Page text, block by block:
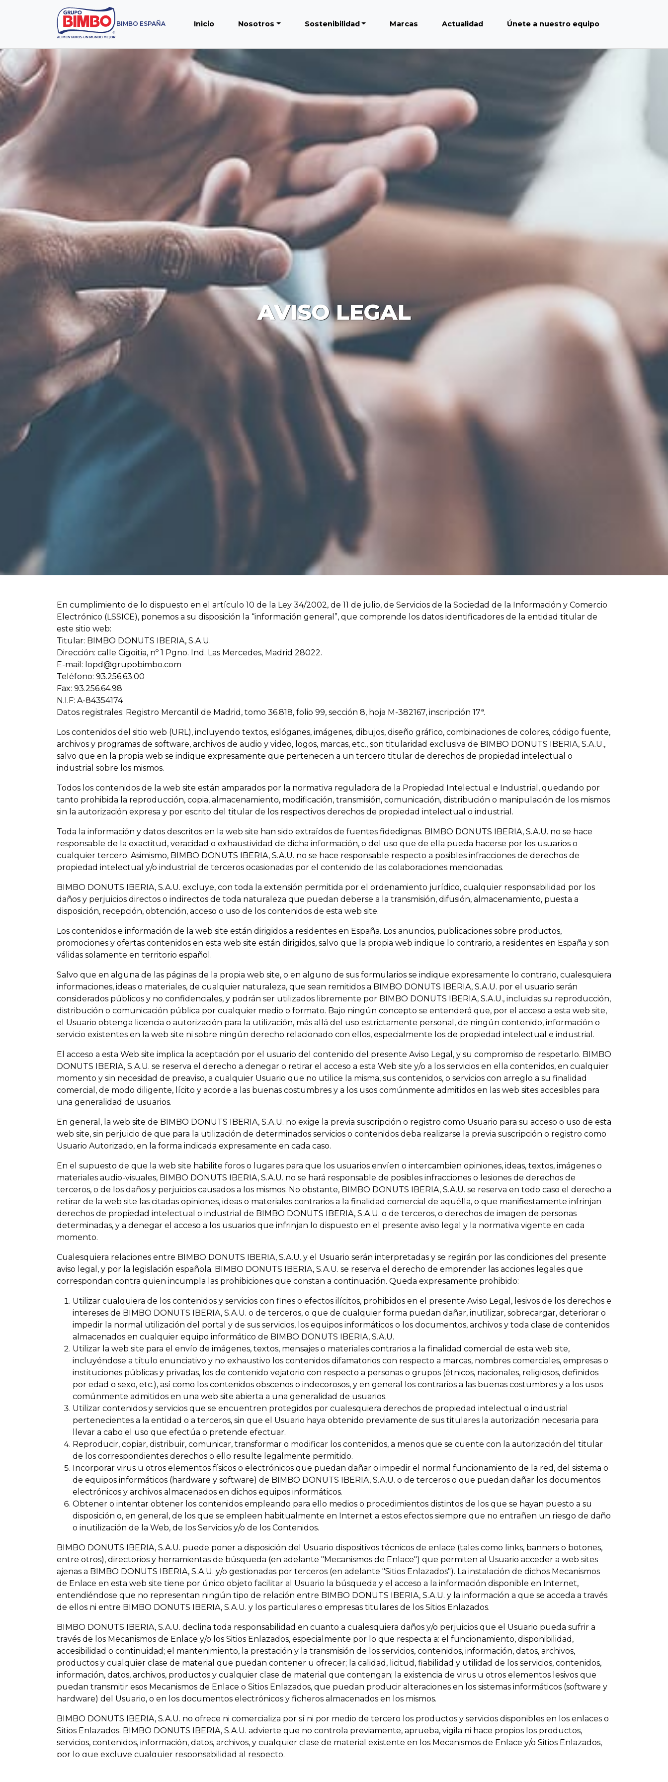
BIMBO ESPAÑA Inicio Nosotros Sostenibilidad Marcas Actualidad Únete a nuestro equipo
AVISO LEGAL
En cumplimiento de lo dispuesto en el artículo 10 de la Ley 34/2002, de 11 de julio, de Servicios de la Sociedad de la Información y Comercio
Electrónico (LSSICE), ponemos a su disposición la “información general”, que comprende los datos identificadores de la entidad titular de
este sitio web:
Titular: BIMBO DONUTS IBERIA, S.A.U.
Dirección: calle Cigoitia, nº 1 Pgno. Ind. Las Mercedes, Madrid 28022.
E-mail: lopd@grupobimbo.com
Teléfono: 93.256.63.00
Fax: 93.256.64.98
N.I.F: A-84354174
Datos registrales: Registro Mercantil de Madrid, tomo 36.818, folio 99, sección 8, hoja M-382167, inscripción 17ª.
Los contenidos del sitio web (URL), incluyendo textos, eslóganes, imágenes, dibujos, diseño gráfico, combinaciones de colores, código fuente,
archivos y programas de software, archivos de audio y video, logos, marcas, etc., son titularidad exclusiva de BIMBO DONUTS IBERIA, S.A.U.,
salvo que en la propia web se indique expresamente que pertenecen a un tercero titular de derechos de propiedad intelectual o
industrial sobre los mismos.
Todos los contenidos de la web site están amparados por la normativa reguladora de la Propiedad Intelectual e Industrial, quedando por
tanto prohibida la reproducción, copia, almacenamiento, modificación, transmisión, comunicación, distribución o manipulación de los mismos
sin la autorización expresa y por escrito del titular de los respectivos derechos de propiedad intelectual o industrial.
Toda la información y datos descritos en la web site han sido extraídos de fuentes fidedignas. BIMBO DONUTS IBERIA, S.A.U. no se hace
responsable de la exactitud, veracidad o exhaustividad de dicha información, o del uso que de ella pueda hacerse por los usuarios o
cualquier tercero. Asimismo, BIMBO DONUTS IBERIA, S.A.U. no se hace responsable respecto a posibles infracciones de derechos de
propiedad intelectual y/o industrial de terceros ocasionadas por el contenido de las colaboraciones mencionadas.
BIMBO DONUTS IBERIA, S.A.U. excluye, con toda la extensión permitida por el ordenamiento jurídico, cualquier responsabilidad por los
daños y perjuicios directos o indirectos de toda naturaleza que puedan deberse a la transmisión, difusión, almacenamiento, puesta a
disposición, recepción, obtención, acceso o uso de los contenidos de esta web site.
Los contenidos e información de la web site están dirigidos a residentes en España. Los anuncios, publicaciones sobre productos,
promociones y ofertas contenidos en esta web site están dirigidos, salvo que la propia web indique lo contrario, a residentes en España y son
válidas solamente en territorio español.
Salvo que en alguna de las páginas de la propia web site, o en alguno de sus formularios se indique expresamente lo contrario, cualesquiera
informaciones, ideas o materiales, de cualquier naturaleza, que sean remitidos a BIMBO DONUTS IBERIA, S.A.U. por el usuario serán
considerados públicos y no confidenciales, y podrán ser utilizados libremente por BIMBO DONUTS IBERIA, S.A.U., incluidas su reproducción,
distribución o comunicación pública por cualquier medio o formato. Bajo ningún concepto se entenderá que, por el acceso a esta web site,
el Usuario obtenga licencia o autorización para la utilización, más allá del uso estrictamente personal, de ningún contenido, información o
servicio existentes en la web site ni sobre ningún derecho relacionado con ellos, especialmente los de propiedad intelectual e industrial.
El acceso a esta Web site implica la aceptación por el usuario del contenido del presente Aviso Legal, y su compromiso de respetarlo. BIMBO
DONUTS IBERIA, S.A.U. se reserva el derecho a denegar o retirar el acceso a esta Web site y/o a los servicios en ella contenidos, en cualquier
momento y sin necesidad de preaviso, a cualquier Usuario que no utilice la misma, sus contenidos, o servicios con arreglo a su finalidad
comercial, de modo diligente, lícito y acorde a las buenas costumbres y a los usos comúnmente admitidos en las web sites accesibles para
una generalidad de usuarios.
En general, la web site de BIMBO DONUTS IBERIA, S.A.U. no exige la previa suscripción o registro como Usuario para su acceso o uso de esta
web site, sin perjuicio de que para la utilización de determinados servicios o contenidos deba realizarse la previa suscripción o registro como
Usuario Autorizado, en la forma indicada expresamente en cada caso.
En el supuesto de que la web site habilite foros o lugares para que los usuarios envíen o intercambien opiniones, ideas, textos, imágenes o
materiales audio-visuales, BIMBO DONUTS IBERIA, S.A.U. no se hará responsable de posibles infracciones o lesiones de derechos de
terceros, o de los daños y perjuicios causados a los mismos. No obstante, BIMBO DONUTS IBERIA, S.A.U. se reserva en todo caso el derecho a
retirar de la web site las citadas opiniones, ideas o materiales contrarios a la finalidad comercial de aquélla, o que manifiestamente infrinjan
derechos de propiedad intelectual o industrial de BIMBO DONUTS IBERIA, S.A.U. o de terceros, o derechos de imagen de personas
determinadas, y a denegar el acceso a los usuarios que infrinjan lo dispuesto en el presente aviso legal y la normativa vigente en cada
momento.
Cualesquiera relaciones entre BIMBO DONUTS IBERIA, S.A.U. y el Usuario serán interpretadas y se regirán por las condiciones del presente
aviso legal, y por la legislación española. BIMBO DONUTS IBERIA, S.A.U. se reserva el derecho de emprender las acciones legales que
correspondan contra quien incumpla las prohibiciones que constan a continuación. Queda expresamente prohibido:
Utilizar cualquiera de los contenidos y servicios con fines o efectos ilícitos, prohibidos en el presente Aviso Legal, lesivos de los derechos e
intereses de BIMBO DONUTS IBERIA, S.A.U. o de terceros, o que de cualquier forma puedan dañar, inutilizar, sobrecargar, deteriorar o
impedir la normal utilización del portal y de sus servicios, los equipos informáticos o los documentos, archivos y toda clase de contenidos
almacenados en cualquier equipo informático de BIMBO DONUTS IBERIA, S.A.U.
Utilizar la web site para el envío de imágenes, textos, mensajes o materiales contrarios a la finalidad comercial de esta web site,
incluyéndose a título enunciativo y no exhaustivo los contenidos difamatorios con respecto a marcas, nombres comerciales, empresas o
instituciones públicas y privadas, los de contenido vejatorio con respecto a personas o grupos (étnicos, nacionales, religiosos, definidos
por edad o sexo, etc.), así como los contenidos obscenos o indecorosos, y en general los contrarios a las buenas costumbres y a los usos
comúnmente admitidos en una web site abierta a una generalidad de usuarios.
Utilizar contenidos y servicios que se encuentren protegidos por cualesquiera derechos de propiedad intelectual o industrial
pertenecientes a la entidad o a terceros, sin que el Usuario haya obtenido previamente de sus titulares la autorización necesaria para
llevar a cabo el uso que efectúa o pretende efectuar.
Reproducir, copiar, distribuir, comunicar, transformar o modificar los contenidos, a menos que se cuente con la autorización del titular
de los correspondientes derechos o ello resulte legalmente permitido.
Incorporar virus u otros elementos físicos o electrónicos que puedan dañar o impedir el normal funcionamiento de la red, del sistema o
de equipos informáticos (hardware y software) de BIMBO DONUTS IBERIA, S.A.U. o de terceros o que puedan dañar los documentos
electrónicos y archivos almacenados en dichos equipos informáticos.
Obtener o intentar obtener los contenidos empleando para ello medios o procedimientos distintos de los que se hayan puesto a su
disposición o, en general, de los que se empleen habitualmente en Internet a estos efectos siempre que no entrañen un riesgo de daño
o inutilización de la Web, de los Servicios y/o de los Contenidos.
BIMBO DONUTS IBERIA, S.A.U. puede poner a disposición del Usuario dispositivos técnicos de enlace (tales como links, banners o botones,
entre otros), directorios y herramientas de búsqueda (en adelante "Mecanismos de Enlace") que permiten al Usuario acceder a web sites
ajenas a BIMBO DONUTS IBERIA, S.A.U. y/o gestionadas por terceros (en adelante "Sitios Enlazados"). La instalación de dichos Mecanismos
de Enlace en esta web site tiene por único objeto facilitar al Usuario la búsqueda y el acceso a la información disponible en Internet,
entendiéndose que no representan ningún tipo de relación entre BIMBO DONUTS IBERIA, S.A.U. y la información a que se acceda a través
de ellos ni entre BIMBO DONUTS IBERIA, S.A.U. y los particulares o empresas titulares de los Sitios Enlazados.
BIMBO DONUTS IBERIA, S.A.U. declina toda responsabilidad en cuanto a cualesquiera daños y/o perjuicios que el Usuario pueda sufrir a
través de los Mecanismos de Enlace y/o los Sitios Enlazados, especialmente por lo que respecta a: el funcionamiento, disponibilidad,
accesibilidad o continuidad; el mantenimiento, la prestación y la transmisión de los servicios, contenidos, información, datos, archivos,
productos y cualquier clase de material que puedan contener u ofrecer; la calidad, licitud, fiabilidad y utilidad de los servicios, contenidos,
información, datos, archivos, productos y cualquier clase de material que contengan; la existencia de virus u otros elementos lesivos que
puedan transmitir esos Mecanismos de Enlace o Sitios Enlazados, que puedan producir alteraciones en los sistemas informáticos (software y
hardware) del Usuario, o en los documentos electrónicos y ficheros almacenados en los mismos.
BIMBO DONUTS IBERIA, S.A.U. no ofrece ni comercializa por sí ni por medio de tercero los productos y servicios disponibles en los enlaces o
Sitios Enlazados. BIMBO DONUTS IBERIA, S.A.U. advierte que no controla previamente, aprueba, vigila ni hace propios los productos,
servicios, contenidos, información, datos, archivos, y cualquier clase de material existente en los Mecanismos de Enlace y/o Sitios Enlazados,
por lo que excluye cualquier responsabilidad al respecto.